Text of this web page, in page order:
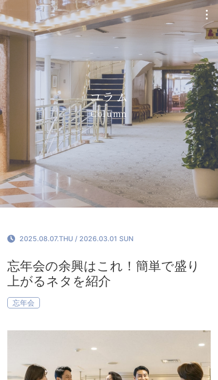
クルージングプラン
Plan
個室貸切・チャーター
Charter
ウェディング
Wedding
船・航路について
Ship
Contact
Contact
コラム
Column
2025.08.07.THU / 2026.03.01 SUN
忘年会の余興はこれ！簡単で盛り
上がるネタを紹介
忘年会